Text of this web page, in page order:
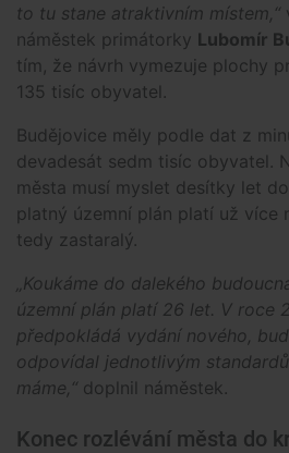
to tu stane atraktivním místem,“
náměstek primátorky Lubomír
tím, že návrh vymezuje plochy
135 tisíc obyvatel.
Budějovice měly podle dat z
devadesát sedm tisíc obyvatel.
města musí myslet desítky let
platný územní plán platí už více
tedy zastaralý.
„Koukáme do dalekého
územní plán platí 26 let. V roce
předpokládá vydání nového,
odpovídal jednotlivým
máme,“ doplnil náměstek.
Konec rozlévání města do